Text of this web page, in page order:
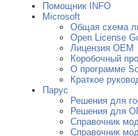
Помощник INFO
Microsoft
Общая схема
Open License
Лицензия OEM
Коробочный
О программе
Краткое
Парус
Решения для
Решения для
Справочник
Справочник